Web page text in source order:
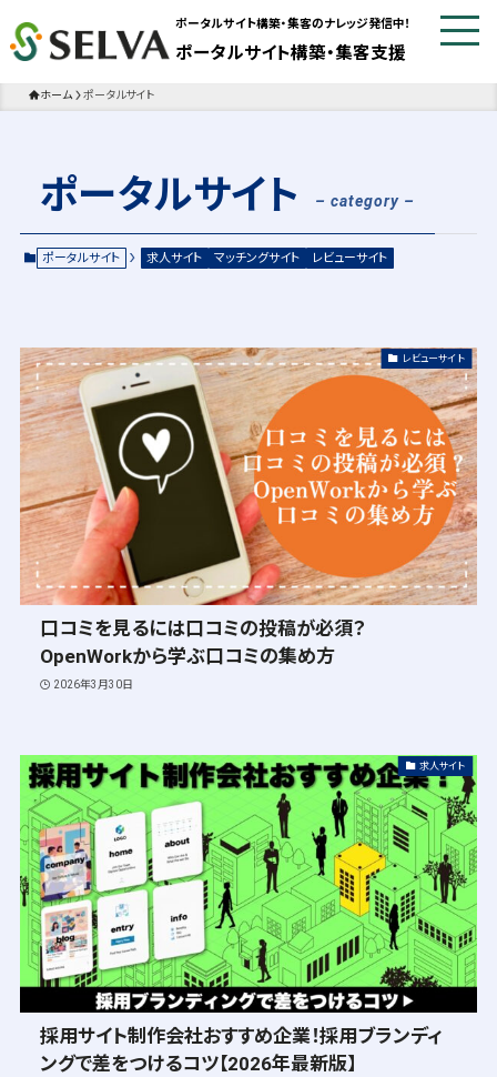
ポータルサイト構築・集客のナレッジ発信中！
ポータルサイト構築・集客支援
ホーム ポータルサイト
ポータルサイト – category –
ポータルサイト 求人サイト マッチングサイト レビューサイト
レビューサイト
口コミを見るには口コミの投稿が必須？
OpenWorkから学ぶ口コミの集め方
2026年3月30日
求人サイト
採用サイト制作会社おすすめ企業！採用ブランディ
ングで差をつけるコツ【2026年最新版】